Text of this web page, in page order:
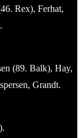
Rex), Ferhat,
(89. Balk), Hay,
Grandt.